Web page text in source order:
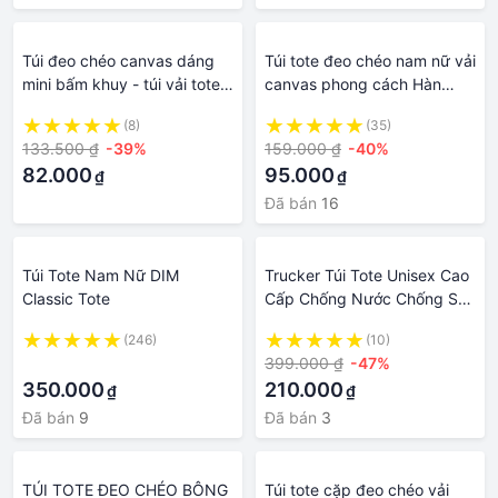
Túi đeo chéo canvas dáng
mini bấm khuy - túi vải tote
chơi, du lịch
(8)
133.500 ₫ -39%
82.000₫
Túi tote đeo chéo nam nữ vải
canvas phong cách Hàn
làm
(35)
159.000 ₫ -40%
95.000₫
Đã bán 16
Túi Tote Nam Nữ DIM
Classic Tote
(246)
350.000₫
Đã bán 9
Trucker Túi Tote Unisex Cao
Cấp Chống Nước Chống Sốc
Trang Công sở Laptop 14
15.6 inch Jenoss
(10)
399.000 ₫ -47%
210.000₫
Đã bán 3
TÚI TOTE ĐEO CHÉO BÔNG
Túi tote cặp đeo chéo vải